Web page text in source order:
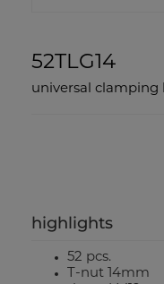
52TLG14
universal clamping
highlights
52 pcs.
T-nut 14mm